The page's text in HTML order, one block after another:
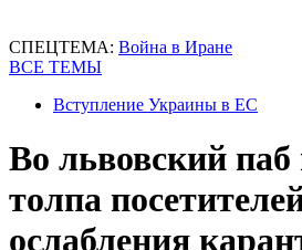
СПЕЦТЕМА: Война в Иране
ВСЕ ТЕМЫ
Вступление Украины в ЕС
Во львовский
толпа
ослабления